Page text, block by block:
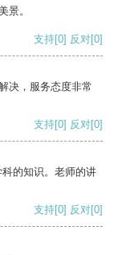
景。
支持[0] 反对[0]
决，服务态度非常
支持[0] 反对[0]
的知识。老师的讲
支持[0] 反对[0]